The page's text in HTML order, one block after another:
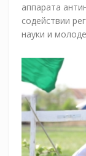
аппарата
содействии
науки и